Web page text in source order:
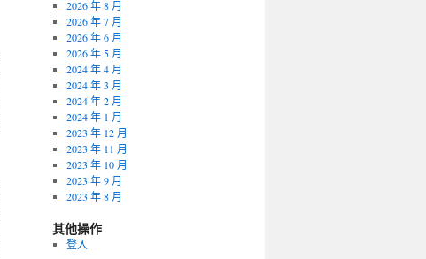
2026 年 8 月
2026 年 7 月
2026 年 6 月
2026 年 5 月
2024 年 4 月
2024 年 3 月
2024 年 2 月
2024 年 1 月
2023 年 12 月
2023 年 11 月
2023 年 10 月
2023 年 9 月
2023 年 8 月
其他操作
登入